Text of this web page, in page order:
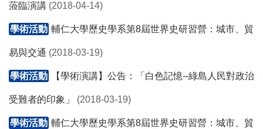
蒞臨演講 (2018-04-14)
學術活動 輔仁大學歷史學系第8屆世界史研習營：城市、貿
易與交通 (2018-03-19)
學術活動 【學術演講】公告：「白色記憶--綠島人民對政治
受難者的印象」 (2018-03-19)
學術活動 輔仁大學歷史學系第8屆世界史研習營：城市、貿